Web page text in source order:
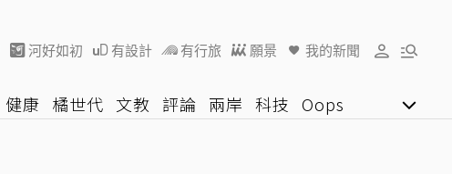
河好如初 有設計 有行旅 願景 我的新聞
健康 橘世代 文教 評論 兩岸 科技 Oops